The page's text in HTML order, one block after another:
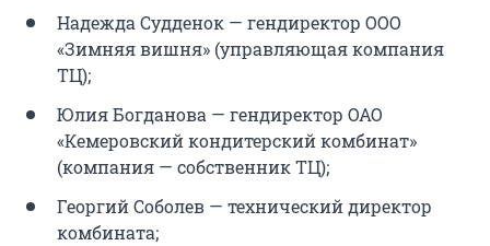
Надежда Судденок — гендиректор ООО
«Зимняя вишня» (управляющая компания
ТЦ);
Юлия Богданова — гендиректор ОАО
«Кемеровский кондитерский комбинат»
(компания — собственник ТЦ);
Георгий Соболев — технический директор
комбината;